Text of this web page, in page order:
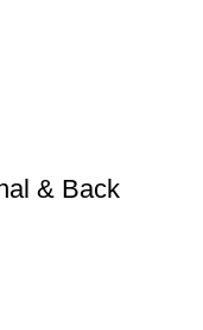
& Back